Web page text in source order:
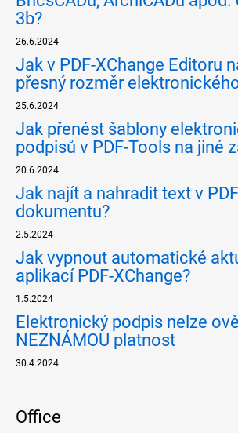
3b?
26.6.2024
Jak v PDF-XChange Editoru
přesný rozměr
25.6.2024
Jak přenést šablony
podpisů v PDF-Tools na jiné
20.6.2024
Jak najít a nahradit text v PDF
dokumentu?
2.5.2024
Jak vypnout automatické
aplikací PDF-XChange?
1.5.2024
Elektronický podpis nelze
NEZNÁMOU platnost
30.4.2024
Office